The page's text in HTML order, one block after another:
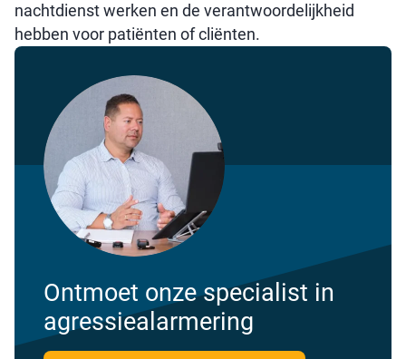
nachtdienst werken en de verantwoordelijkheid
hebben voor patiënten of cliënten.
Ontmoet onze specialist in
agressiealarmering